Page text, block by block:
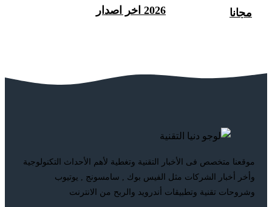
مجانا
2026 اخر اصدار
موقعنا متخصص فى الأخبار التقنية وتغطية لأهم الأحداث التكنولوجية
وأخر أخبار الشركات مثل الفيس بوك , سامسونج , يوتيوب
وشروحات تقنية وتطبيقات أندرويد والربح من الانترنت